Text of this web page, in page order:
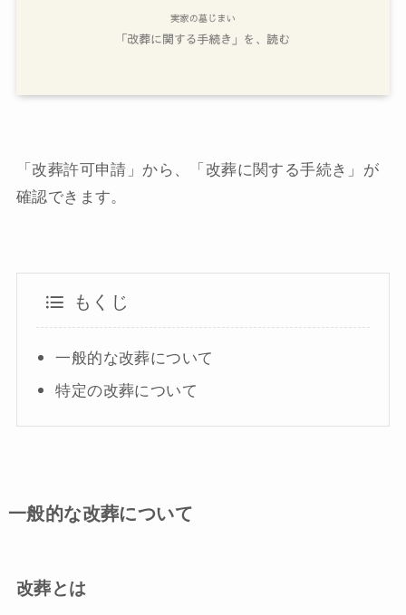
「改葬許可申請」から、「改葬に関する手続き」が
確認できます。
もくじ
一般的な改葬について
特定の改葬について
一般的な改葬について
改葬とは